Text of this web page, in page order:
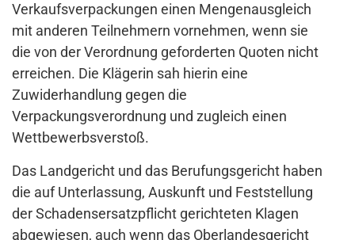
Verkaufsverpackungen einen Mengenausgleich
mit anderen Teilnehmern vornehmen, wenn sie
die von der Verordnung geforderten Quoten nicht
erreichen. Die Klägerin sah hierin eine
Zuwiderhandlung gegen die
Verpackungsverordnung und zugleich einen
Wettbewerbsverstoß.
Das Landgericht und das Berufungsgericht haben
die auf Unterlassung, Auskunft und Feststellung
der Schadensersatzpflicht gerichteten Klagen
abgewiesen, auch wenn das Oberlandesgericht